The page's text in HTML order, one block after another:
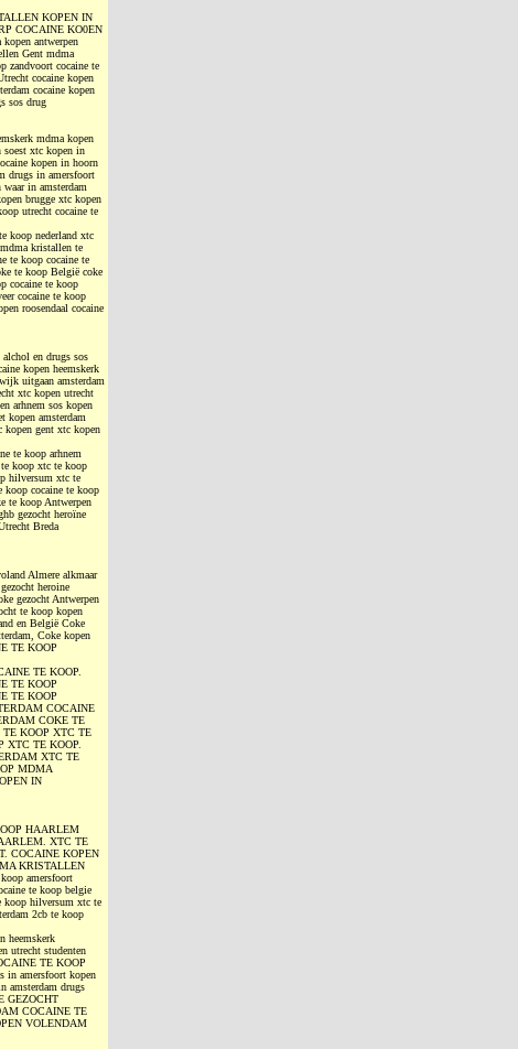
KOPEN IN
COCAINE KO0EN
antwerpen
Gent mdma
zandvoort cocaine te
cocaine kopen
cocaine kopen
sos drug
mdma kopen
soest xtc kopen in
kopen in hoorn
drugs in amersfoort
in amsterdam
brugge xtc kopen
utrecht cocaine te
koop nederland xtc
kristallen te
te koop cocaine te
te koop België coke
cocaine te koop
cocaine te koop
roosendaal cocaine
alchol en drugs sos
kopen heemskerk
uitgaan amsterdam
xtc kopen utrecht
arhnem sos kopen
kopen amsterdam
kopen gent xtc kopen
te koop arhnem
te koop xtc te koop
hilversum xtc te
koop cocaine te koop
te koop Antwerpen
gezocht heroïne
Breda
Almere alkmaar
heroine
gezocht Antwerpen
te koop kopen
en België Coke
Coke kopen
TE KOOP
TE KOOP.
TE KOOP
TE KOOP
COCAINE
COKE TE
TE KOOP XTC TE
XTC TE KOOP.
XTC TE
MDMA
IN
HAARLEM
XTC TE
COCAINE KOPEN
KRISTALLEN
amersfoort
te koop belgie
koop hilversum xtc te
2cb te koop
heemskerk
utrecht studenten
TE KOOP
in amersfoort kopen
amsterdam drugs
GEZOCHT
COCAINE TE
VOLENDAM